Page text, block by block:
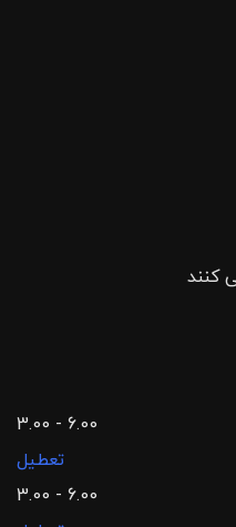
کنند
3.00 - 6.00
تعطیل
3.00 - 6.00